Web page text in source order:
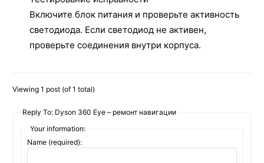
Включите блок питания и проверьте активность
светодиода. Если светодиод не активен,
проверьте соединения внутри корпуса.
Viewing 1 post (of 1 total)
Reply To: Dyson 360 Eye – ремонт навигации
Your information:
Name (required):